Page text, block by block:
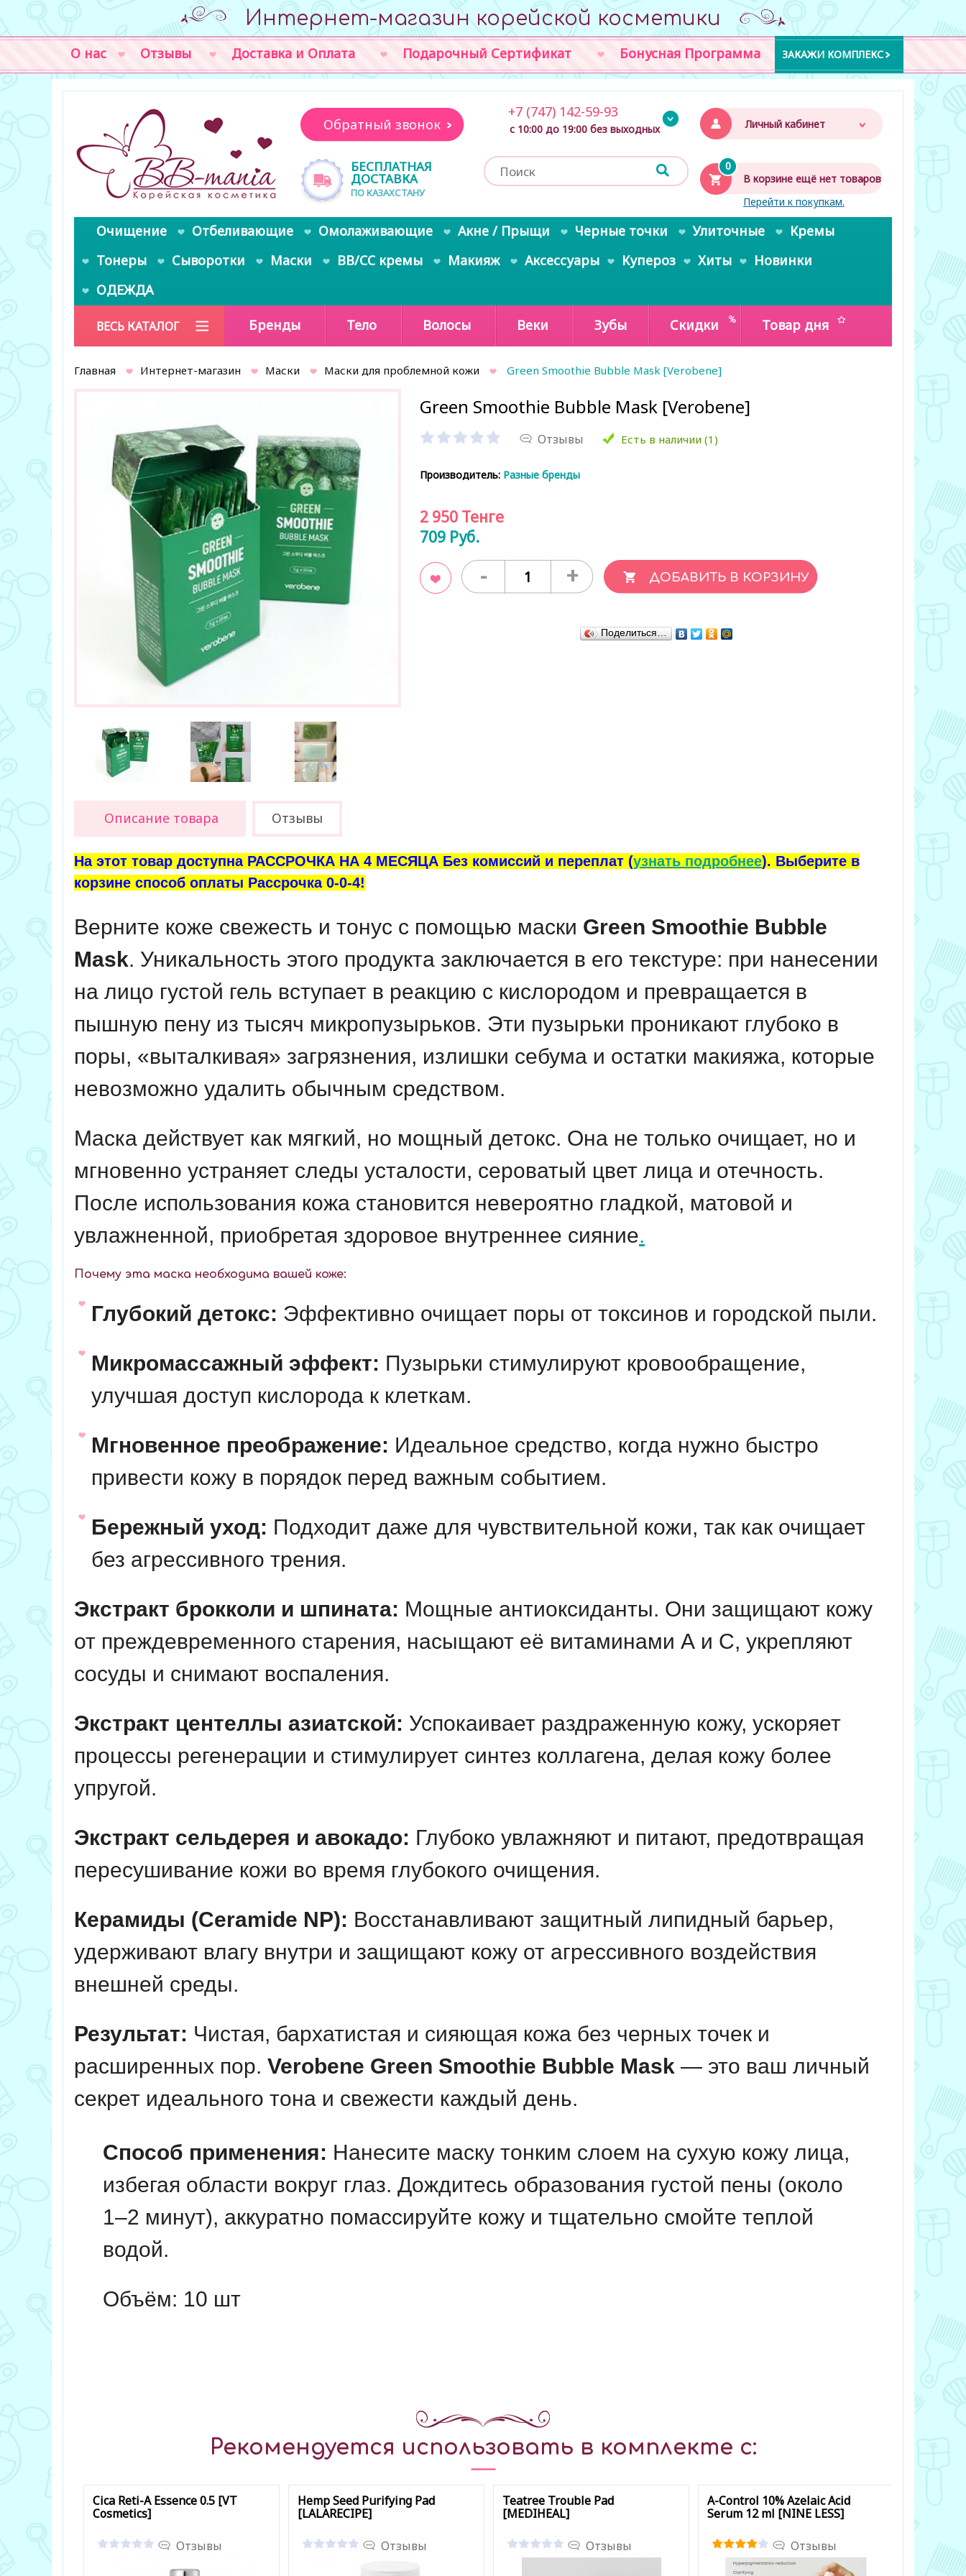
Интернет-магазин корейской косметики
О нас Отзывы Доставка и Оплата Подарочный Сертификат Бонусная Программа ЗАКАЖИ КОМПЛЕКС
Личный кабинет
0
В корзине ещё нет товаров
Перейти к покупкам.
Обратный звонок
БЕСПЛАТНАЯ
ДОСТАВКА
ПО КАЗАХСТАНУ
+7 (747) 142-59-93
с 10:00 до 19:00 без выходных
Очищение Отбеливающие Омолаживающие Акне / Прыщи Черные точки Улиточные
Кремы
Тонеры
Сыворотки Маски BB/CC кремы Макияж Аксессуары Купероз Хиты
Новинки
ОДЕЖДА
ВЕСЬ КАТАЛОГ Бренды Тело Волосы Веки Зубы Скидки Товар дня
Главная Интернет-магазин Маски Маски для проблемной кожи Green Smoothie Bubble Mask [Verobene]
Green Smoothie Bubble Mask [Verobene]
Отзывы Есть в наличии (1)
Производитель: Разные бренды
2 950 Тенге
709 Руб.
- +
Поделиться…
Описание товара Отзывы
На этот товар доступна РАССРОЧКА НА 4 МЕСЯЦА Без комиссий и переплат (узнать подробнее). Выберите в
корзине способ оплаты Рассрочка 0-0-4!
Верните коже свежесть и тонус с помощью маски Green Smoothie Bubble
Mask. Уникальность этого продукта заключается в его текстуре: при нанесении
на лицо густой гель вступает в реакцию с кислородом и превращается в
пышную пену из тысяч микропузырьков. Эти пузырьки проникают глубоко в
поры, «выталкивая» загрязнения, излишки себума и остатки макияжа, которые
невозможно удалить обычным средством.
Маска действует как мягкий, но мощный детокс. Она не только очищает, но и
мгновенно устраняет следы усталости, сероватый цвет лица и отечность.
После использования кожа становится невероятно гладкой, матовой и
увлажненной, приобретая здоровое внутреннее сияние.
Почему эта маска необходима вашей коже:
Глубокий детокс: Эффективно очищает поры от токсинов и городской пыли.
Микромассажный эффект: Пузырьки стимулируют кровообращение,
улучшая доступ кислорода к клеткам.
Мгновенное преображение: Идеальное средство, когда нужно быстро
привести кожу в порядок перед важным событием.
Бережный уход: Подходит даже для чувствительной кожи, так как очищает
без агрессивного трения.
Экстракт брокколи и шпината: Мощные антиоксиданты. Они защищают кожу
от преждевременного старения, насыщают её витаминами А и С, укрепляют
сосуды и снимают воспаления.
Экстракт центеллы азиатской: Успокаивает раздраженную кожу, ускоряет
процессы регенерации и стимулирует синтез коллагена, делая кожу более
упругой.
Экстракт сельдерея и авокадо: Глубоко увлажняют и питают, предотвращая
пересушивание кожи во время глубокого очищения.
Керамиды (Ceramide NP): Восстанавливают защитный липидный барьер,
удерживают влагу внутри и защищают кожу от агрессивного воздействия
внешней среды.
Результат: Чистая, бархатистая и сияющая кожа без черных точек и
расширенных пор. Verobene Green Smoothie Bubble Mask — это ваш личный
секрет идеального тона и свежести каждый день.
Способ применения: Нанесите маску тонким слоем на сухую кожу лица,
избегая области вокруг глаз. Дождитесь образования густой пены (около
1–2 минут), аккуратно помассируйте кожу и тщательно смойте теплой
водой.
Объём: 10 шт
Рекомендуется использовать в комплекте с:
Cica Reti-A Essence 0.5 [VT
Cosmetics]
Отзывы
Hemp Seed Purifying Pad
[LALARECIPE]
Отзывы
Teatree Trouble Pad
[MEDIHEAL]
Отзывы
A-Control 10% Azelaic Acid
Serum 12 ml [NINE LESS]
Отзывы